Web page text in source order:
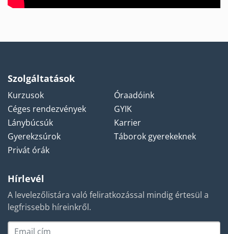
Szolgáltatások
Kurzusok
Óraadóink
Céges rendezvények
GYIK
Lánybúcsúk
Karrier
Gyerekzsúrok
Táborok gyerekeknek
Privát órák
Hírlevél
A levelezőlistára való feliratkozással mindig értesül a
legfrissebb híreinkről.